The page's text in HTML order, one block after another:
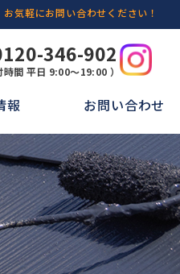
気軽にお問い合わせください！
346-902
時間 平日 9:00～19:00 ）
報 お問い合わせ